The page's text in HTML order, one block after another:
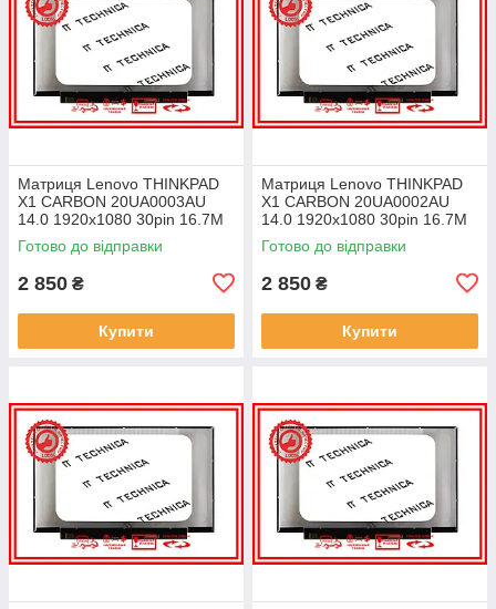
Матриця Lenovo THINKPAD
X1 CARBON 20UA0003AU
14.0 1920x1080 30pin 16.7M
45% NTSC 300 cd/m² для
ноутбука
Готово до відправки
2 850 ₴
Купити
Матриця Lenovo THINKPAD
X1 CARBON 20UA0002AU
14.0 1920x1080 30pin 16.7M
45% NTSC 300 cd/m² для
ноутбука
Готово до відправки
2 850 ₴
Купити